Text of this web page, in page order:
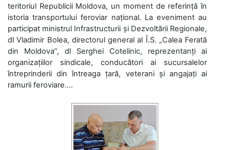
teritoriul Republicii Moldova, un moment de referință în
istoria transportului feroviar național. La eveniment au
participat ministrul Infrastructurii și Dezvoltării Regionale,
dl Vladimir Bolea, directorul general al Î.S. „Calea Ferată
din Moldova”, dl Serghei Cotelinic, reprezentanți ai
organizațiilor sindicale, conducători ai sucursalelor
întreprinderii din întreaga țară, veterani și angajați ai
ramurii feroviare....